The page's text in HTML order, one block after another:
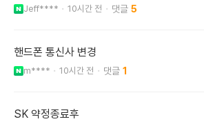
Jeff**** 10시간 전 5
핸드폰 통신사 변경
m**** 10시간 전 1
SK 약정종료후